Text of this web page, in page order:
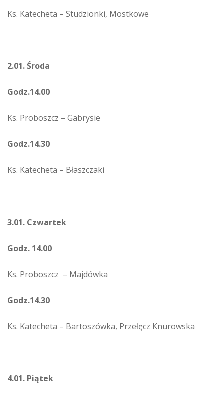
Ks. Katecheta – Studzionki, Mostkowe
2.01. Środa
Godz.14.00
Ks. Proboszcz – Gabrysie
Godz.14.30
Ks. Katecheta – Błaszczaki
3.01. Czwartek
Godz. 14.00
Ks. Proboszcz – Majdówka
Godz.14.30
Ks. Katecheta – Bartoszówka, Przełęcz Knurowska
4.01. Piątek